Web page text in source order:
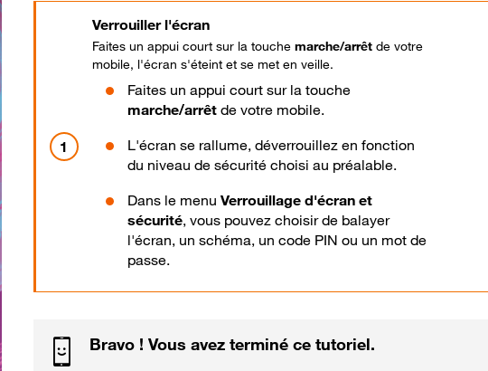
Verrouiller l'écran
Faites un appui court sur la touche marche/arrêtde votre
mobile, l'écran s'éteint et se met en veille.
Faites un appui court sur la touche
marche/arrêtde votre mobile.
L'écran se rallume, déverrouillez en fonction
du niveau de sécurité choisi au préalable.
Dans le menu Verrouillage d'écran et
sécurité, vous pouvez choisir de balayer
l'écran, un schéma, un code PIN ou un mot de
passe.
Bravo ! Vous avez terminé ce tutoriel.